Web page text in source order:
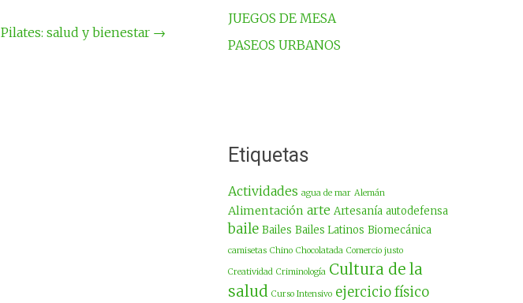
Pilates: salud y bienestar →
JUEGOS DE MESA
PASEOS URBANOS
Etiquetas
Actividades agua de mar Alemán
Alimentación arte Artesanía autodefensa
baile Bailes Bailes Latinos Biomecánica
camisetas Chino Chocolatada Comercio justo
Creatividad Criminología Cultura de la
salud Curso Intensivo ejercicio físico